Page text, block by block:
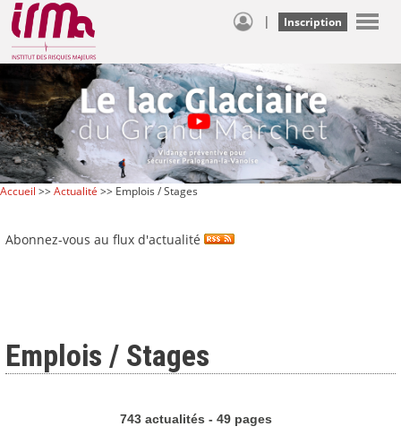
| Inscription
Accueil >>Actualité >> Emplois / Stages
Abonnez-vous au flux d'actualité
Emplois / Stages
743 actualités - 49 pages